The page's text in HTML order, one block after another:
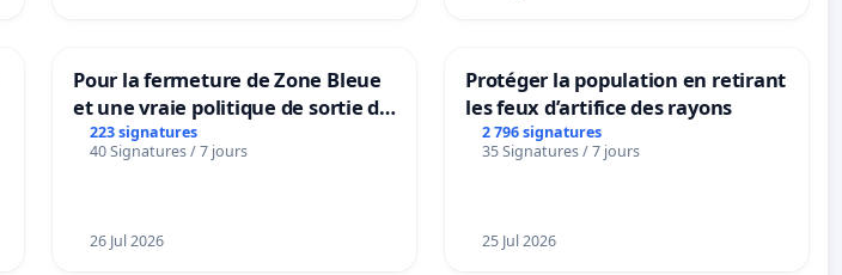
Pour la fermeture de Zone Bleue
et une vraie politique de sortie de
la dépendance
223 signatures
40 Signatures / 7 jours
26 Jul 2026
Protéger la population en retirant
les feux d’artifice des rayons
2 796 signatures
35 Signatures / 7 jours
25 Jul 2026